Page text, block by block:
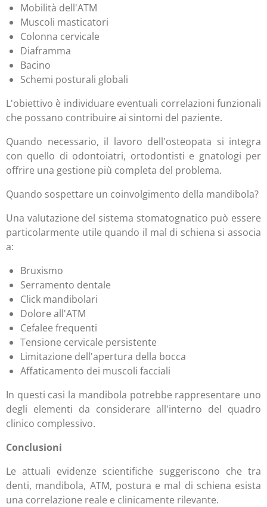
Mobilità dell'ATM
Muscoli masticatori
Colonna cervicale
Diaframma
Bacino
Schemi posturali globali
L'obiettivo è individuare eventuali correlazioni funzionali
che possano contribuire ai sintomi del paziente.
Quando necessario, il lavoro dell'osteopata si integra
con quello di odontoiatri, ortodontisti e gnatologi per
offrire una gestione più completa del problema.
Quando sospettare un coinvolgimento della mandibola?
Una valutazione del sistema stomatognatico può essere
particolarmente utile quando il mal di schiena si associa
a:
Bruxismo
Serramento dentale
Click mandibolari
Dolore all'ATM
Cefalee frequenti
Tensione cervicale persistente
Limitazione dell'apertura della bocca
Affaticamento dei muscoli facciali
In questi casi la mandibola potrebbe rappresentare uno
degli elementi da considerare all'interno del quadro
clinico complessivo.
Conclusioni
Le attuali evidenze scientifiche suggeriscono che tra
denti, mandibola, ATM, postura e mal di schiena esista
una correlazione reale e clinicamente rilevante.